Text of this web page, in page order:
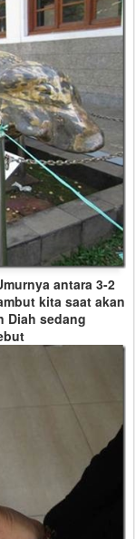
antara 3-2
kita saat akan
Diah sedang